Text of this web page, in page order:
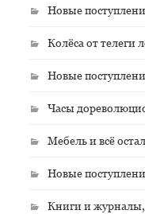
Новые
Колёса от телеги
Новые
Часы
Мебель и всё
Новые
Книги и